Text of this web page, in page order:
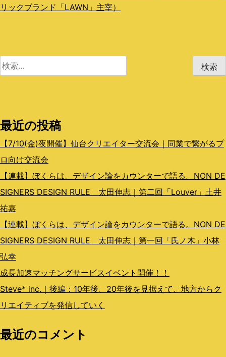
稿
ゲ
ョ
ン
リックブランド「LAWN」主宰）
検
最近の投稿
【7/10(金)夜開催】仙台クリエイター交流会｜同業で繋がるプ
ロ向け交流会
【連載】ぼくらは、デザイン論をカウンターで語る。NON DE
SIGNERS DESIGN RULE 太田伸志｜第二回「Louver」土井
祐嘉
【連載】ぼくらは、デザイン論をカウンターで語る。NON DE
SIGNERS DESIGN RULE 太田伸志｜第一回「氏ノ木」小林
弘幸
成長加速マッチングサービスイベント開催！！
Steve* inc.｜後編：10年後、20年後を見据えて、地方からク
リエイティブを発信していく
最近のコメント